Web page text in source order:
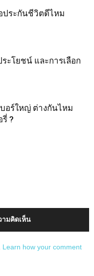
ประกันชีวิตดีไหม
ะโยชน์ และการเลือก
อร์ใหญ่ ต่างกันไหม
รี่ ?
ามคิดเห็น
Learn how your comment